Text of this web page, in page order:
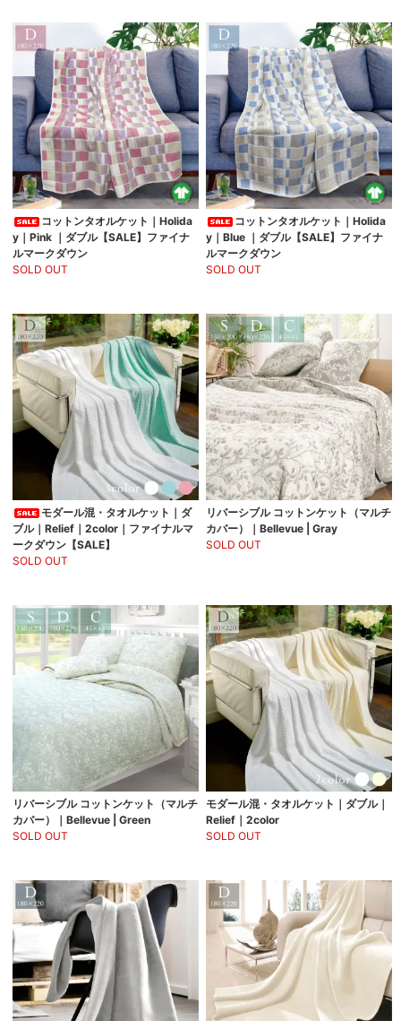
コットンタオルケット｜Holida
y｜Pink ｜ダブル【SALE】ファイナ
ルマークダウン
SOLD OUT
コットンタオルケット｜Holida
y｜Blue ｜ダブル【SALE】ファイナ
ルマークダウン
SOLD OUT
モダール混・タオルケット｜ダ
ブル｜Relief｜2color｜ファイナルマ
ークダウン【SALE】
SOLD OUT
リバーシブル コットンケット（マルチ
カバー）｜Bellevue | Gray
SOLD OUT
リバーシブル コットンケット（マルチ
カバー）｜Bellevue | Green
SOLD OUT
モダール混・タオルケット｜ダブル｜
Relief｜2color
SOLD OUT